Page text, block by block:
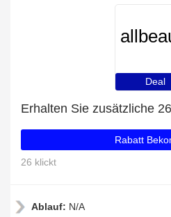
Deal
Rabatt
26 klickt
Ablauf: N/A